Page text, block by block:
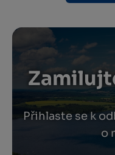
Přihlaste se k
o